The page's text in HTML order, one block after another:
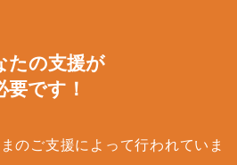
たの支援が
要です！
のご支援によって行われていま